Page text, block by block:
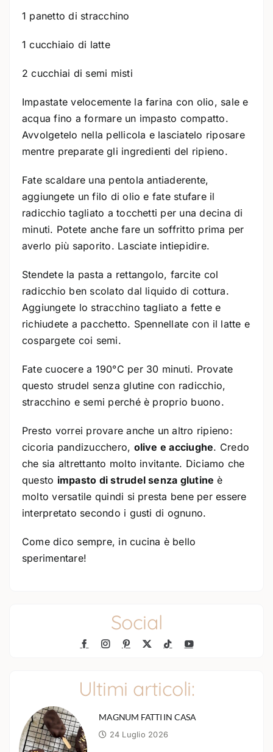
1 panetto di stracchino
1 cucchiaio di latte
2 cucchiai di semi misti
Impastate velocemente la farina con olio, sale e
acqua fino a formare un impasto compatto.
Avvolgetelo nella pellicola e lasciatelo riposare
mentre preparate gli ingredienti del ripieno.
Fate scaldare una pentola antiaderente,
aggiungete un filo di olio e fate stufare il
radicchio tagliato a tocchetti per una decina di
minuti. Potete anche fare un soffritto prima per
averlo più saporito. Lasciate intiepidire.
Stendete la pasta a rettangolo, farcite col
radicchio ben scolato dal liquido di cottura.
Aggiungete lo stracchino tagliato a fette e
richiudete a pacchetto. Spennellate con il latte e
cospargete coi semi.
Fate cuocere a 190°C per 30 minuti. Provate
questo strudel senza glutine con radicchio,
stracchino e semi perché è proprio buono.
Presto vorrei provare anche un altro ripieno:
cicoria pandizucchero, olive e acciughe. Credo
che sia altrettanto molto invitante. Diciamo che
questo impasto di strudel senza glutine è
molto versatile quindi si presta bene per essere
interpretato secondo i gusti di ognuno.
Come dico sempre, in cucina è bello
sperimentare!
Social
Ultimi articoli:
MAGNUM FATTI IN CASA
24 Luglio 2026